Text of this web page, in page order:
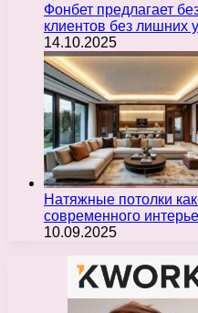
Фонбет предлагает
клиентов без лишних
14.10.2025
Натяжные потолки
современного
10.09.2025